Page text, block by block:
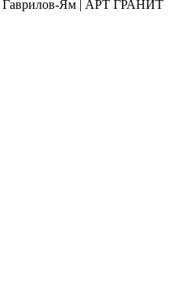
Гаврилов-Ям | АРТ ГРАНИТ